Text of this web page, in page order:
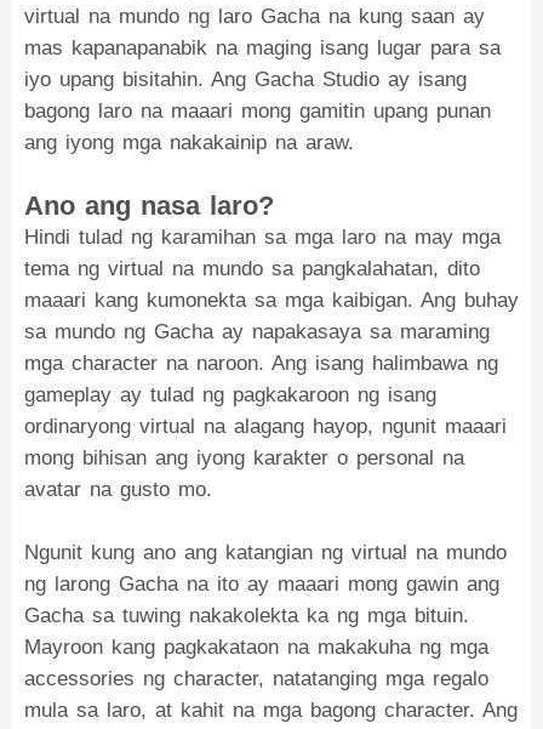
virtual na mundo ng laro Gacha na kung saan ay
mas kapanapanabik na maging isang lugar para sa
iyo upang bisitahin. Ang Gacha Studio ay isang
bagong laro na maaari mong gamitin upang punan
ang iyong mga nakakainip na araw.
Ano ang nasa laro?
Hindi tulad ng karamihan sa mga laro na may mga
tema ng virtual na mundo sa pangkalahatan, dito
maaari kang kumonekta sa mga kaibigan. Ang buhay
sa mundo ng Gacha ay napakasaya sa maraming
mga character na naroon. Ang isang halimbawa ng
gameplay ay tulad ng pagkakaroon ng isang
ordinaryong virtual na alagang hayop, ngunit maaari
mong bihisan ang iyong karakter o personal na
avatar na gusto mo.
Ngunit kung ano ang katangian ng virtual na mundo
ng larong Gacha na ito ay maaari mong gawin ang
Gacha sa tuwing nakakolekta ka ng mga bituin.
Mayroon kang pagkakataon na makakuha ng mga
accessories ng character, natatanging mga regalo
mula sa laro, at kahit na mga bagong character. Ang